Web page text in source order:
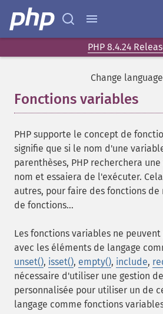
PHP 8.4.24
Change
Fonctions variables
PHP supporte le concept de
signifie que si le nom d'une
parenthèses, PHP recherchera
nom et essaiera de l'exécuter.
autres, pour faire des fonctions
de fonctions...
Les fonctions variables ne
avec les éléments de langage
unset(), isset(), empty(), include,
nécessaire d'utiliser une gestion
personnalisée pour utiliser un de
langage comme fonctions